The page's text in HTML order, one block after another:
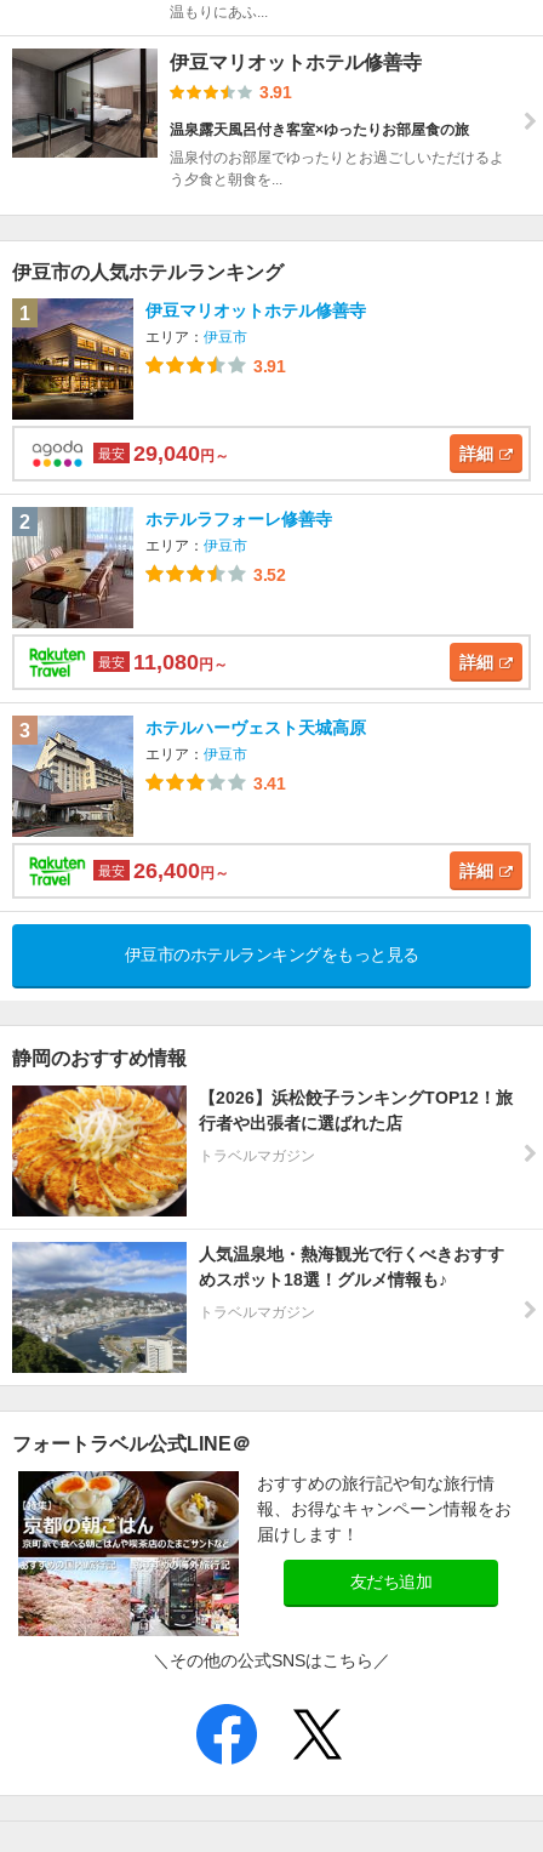
温もりにあふ...
伊豆マリオットホテル修善寺
3.91
温泉露天風呂付き客室×ゆったりお部屋食の旅
温泉付のお部屋でゆったりとお過ごしいただけるよ
う夕食と朝食を...
伊豆市の人気ホテルランキング
1
伊豆マリオットホテル修善寺
エリア： 伊豆市
3.91
最安 29,040円～ 詳細
2 ホテルラフォーレ修善寺
エリア： 伊豆市
3.52
最安 11,080円～ 詳細
3 ホテルハーヴェスト天城高原
エリア： 伊豆市
3.41
最安 26,400円～ 詳細
伊豆市のホテルランキングをもっと見る
静岡のおすすめ情報
【2026】浜松餃子ランキングTOP12！旅
行者や出張者に選ばれた店
トラベルマガジン
人気温泉地・熱海観光で行くべきおすす
めスポット18選！グルメ情報も♪
トラベルマガジン
フォートラベル公式LINE＠
おすすめの旅行記や旬な旅行情
報、お得なキャンペーン情報をお
届けします！
友だち追加
＼その他の公式SNSはこちら／